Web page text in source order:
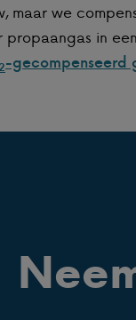
maar we
propaangas in
2-gecompenseerd